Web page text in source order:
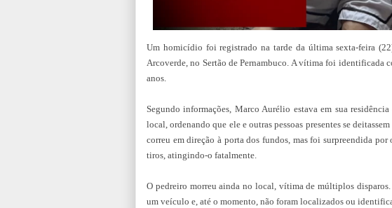
Um homicídio foi registrado na tarde da última sexta-feira
Arcoverde, no Sertão de Pernambuco. A vítima foi identificada
anos.
Segundo informações, Marco Aurélio estava em sua
local, ordenando que ele e outras pessoas presentes se
correu em direção à porta dos fundos, mas foi surpreendida
tiros, atingindo-o fatalmente.
O pedreiro morreu ainda no local, vítima de múltiplos
um veículo e, até o momento, não foram localizados ou